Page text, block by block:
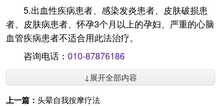
5.出血性疾病患者、感染发炎患者、皮肤破损患
者、皮肤病患者、怀孕3个月以上的孕妇、严重的心脑
血管疾病患者不适合用此法治疗。
咨询电话： 010-87876186
↓展开全部内容
上一篇： 头晕自我按摩疗法